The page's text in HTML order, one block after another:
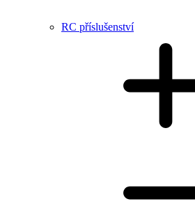
RC příslušenství